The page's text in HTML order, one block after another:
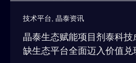
技术平台, 晶泰资讯
晶泰生态赋能项目剂泰科
缺生态平台全面迈入价值兑